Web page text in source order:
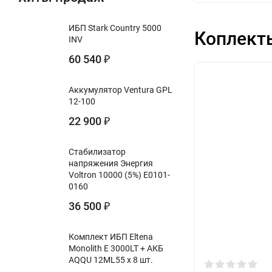
ИБП Stark Country 5000
INV
60 540 ₽
Аккумулятор Ventura GPL
12-100
22 900 ₽
Стабилизатор
напряжения Энергия
Voltron 10000 (5%) Е0101-
0160
36 500 ₽
Комплект ИБП Eltena
Monolith E 3000LT + АКБ
AQQU 12ML55 х 8 шт.